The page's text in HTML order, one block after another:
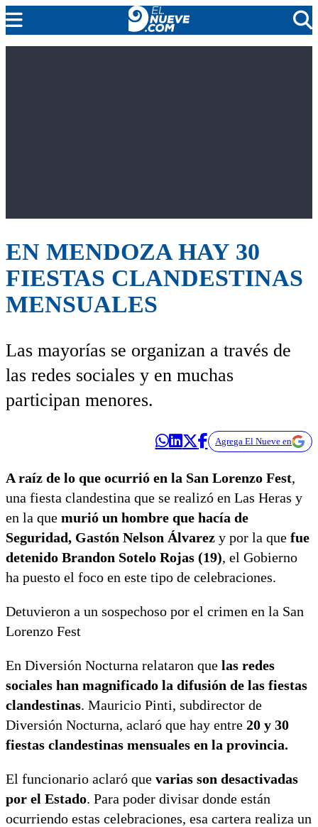
EN MENDOZA HAY 30
FIESTAS CLANDESTINAS
MENSUALES
Las mayorías se organizan a través de
las redes sociales y en muchas
participan menores.
Agrega El Nueve en
A raíz de lo que ocurrió en la San Lorenzo Fest,
una fiesta clandestina que se realizó en Las Heras y
en la que murió un hombre que hacía de
Seguridad, Gastón Nelson Álvarez y por la que fue
detenido Brandon Sotelo Rojas (19), el Gobierno
ha puesto el foco en este tipo de celebraciones.
Detuvieron a un sospechoso por el crimen en la San
Lorenzo Fest
En Diversión Nocturna relataron que las redes
sociales han magnificado la difusión de las fiestas
clandestinas. Mauricio Pinti, subdirector de
Diversión Nocturna, aclaró que hay entre 20 y 30
fiestas clandestinas mensuales en la provincia.
El funcionario aclaró que varias son desactivadas
por el Estado. Para poder divisar donde están
ocurriendo estas celebraciones, esa cartera realiza un